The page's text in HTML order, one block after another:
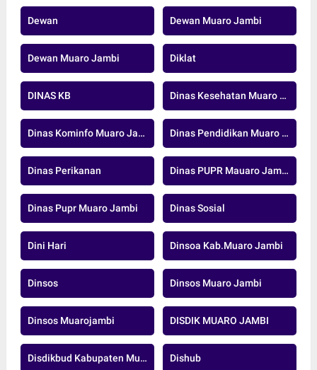
Dewan Dewan Muaro Jambi
Dewan Muaro Jambi Diklat
DINAS KB Dinas Kesehatan Muaro Jambi
Dinas Kominfo Muaro Jambi Dinas Pendidikan Muaro Jambi
Dinas Perikanan Dinas PUPR Mauaro Jambi
Dinas Pupr Muaro Jambi Dinas Sosial
Dini Hari Dinsoa Kab.Muaro Jambi
Dinsos Dinsos Muaro Jambi
Dinsos Muarojambi DISDIK MUARO JAMBI
Disdikbud Kabupaten Muaro Jambi Dishub